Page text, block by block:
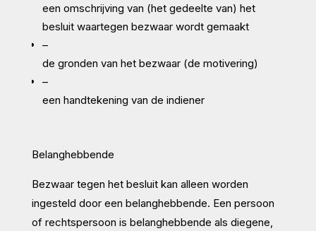
een omschrijving van (het gedeelte van) het
besluit waartegen bezwaar wordt gemaakt
–
de gronden van het bezwaar (de motivering)
–
een handtekening van de indiener
Belanghebbende
Bezwaar tegen het besluit kan alleen worden
ingesteld door een belanghebbende. Een persoon
of rechtspersoon is belanghebbende als diegene,